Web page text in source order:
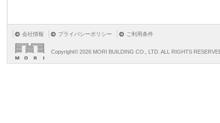
会社情報 プライバシーポリシー ご利用条件
Copyright© 2026 MORI BUILDING CO., LTD. ALL RIGHTS